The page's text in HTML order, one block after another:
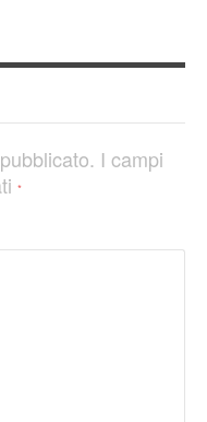
I campi
*